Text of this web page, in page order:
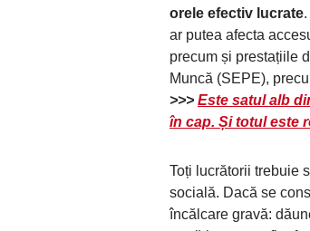
orele efectiv lucrate
ar putea afecta
precum și prestațiile
Muncă (SEPE),
>>> Este satul alb
în cap. Și totul este
Toți lucrătorii trebuie
socială. Dacă se
încălcare gravă: